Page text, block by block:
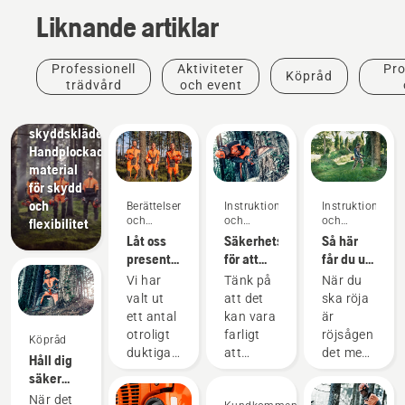
Liknande artiklar
Professionell
trädvård
Aktiviteter
och event
Köpråd
Produkter
och
innovationer
skyddskläder:
Handplockade
material
för skydd
och
flexibilitet
Köpråd
Håll dig
säker
och varm
När det
Berättelser
och
inspiration
Låt oss
presentera
Husqvarnas
H-Team
– våra
mest
krävande
Vi har
valt ut
ett antal
otroligt
duktiga
respekterade
Instruktioner
och
guider
Säkerhetskrav
för att
använda
motorsåg
Tänk på
att det
kan vara
farligt
att
Instruktioner
och
guider
Så här
får du ut
det
mesta av
din
röjsåg
När du
ska röja
är
röjsågen
det mest
redskapet.